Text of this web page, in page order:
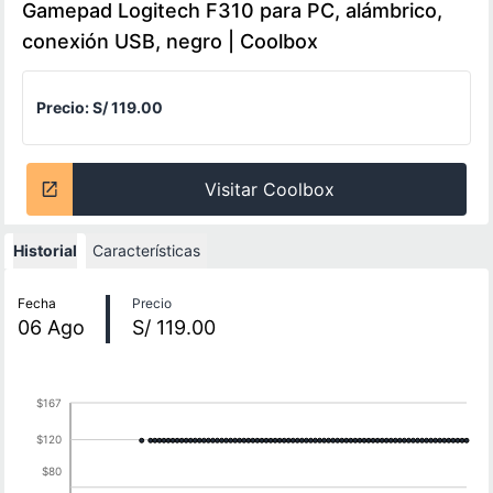
Gamepad Logitech F310 para PC, alámbrico,
conexión USB, negro | Coolbox
Precio:S/ 119.00
Visitar Coolbox
Historial Características
Fecha
06 Ago
Precio
S/ 119.00
$80
$120
$167